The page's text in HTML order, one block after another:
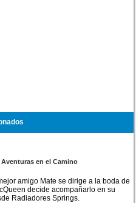
Aventuras en el Camino
amigo Mate se dirige a la boda de
decide acompañarlo en su
Radiadores Springs.